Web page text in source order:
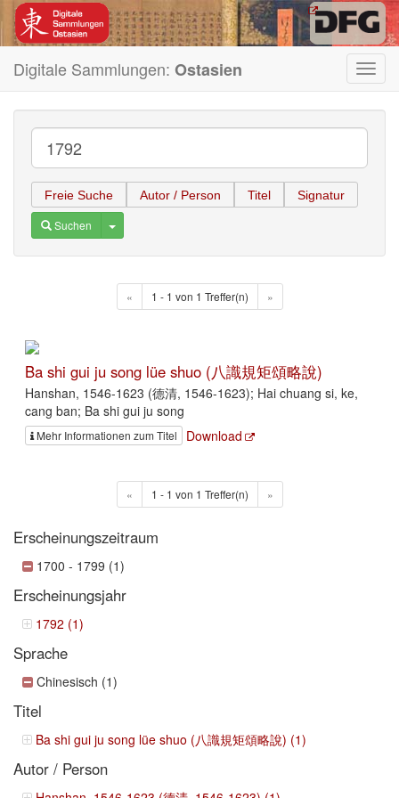
Digitale Sammlungen: Ostasien
Freie Suche Autor / Person Titel Signatur
Suchen Toggle Dropdown
« 1 - 1 von 1 Treffer(n) »
Ba shi gui ju song lüe shuo (八識規矩頌略說)
Hanshan, 1546-1623 (德清, 1546-1623); Hai chuang si, ke,
cang ban; Ba shi gui ju song
Mehr Informationen zum Titel Download
« 1 - 1 von 1 Treffer(n) »
Erscheinungszeitraum
1700 - 1799 (1)
Erscheinungsjahr
1792 (1)
Sprache
Chinesisch (1)
Titel
Ba shi gui ju song lüe shuo (八識規矩頌略說) (1)
Autor / Person